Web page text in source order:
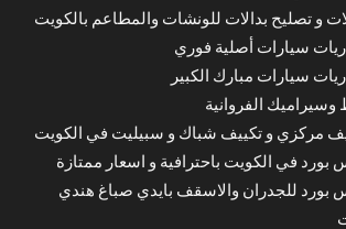
و تصليح بدالات للونشات والمطاعم بالكويت
سيارات أصلية فوري
سيارات مبارك الكبير
الفروانية
مركزي و تكييف شباك و سبيليت في الكويت
في الكويت باحترافية و اسعار ممتازة
بورد للجدران والاسقف بايدي صباغ هندي